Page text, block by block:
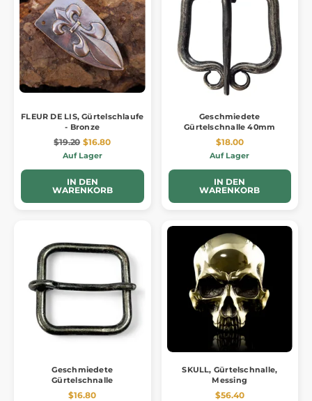
FLEUR DE LIS, Gürtelschlaufe
- Bronze
$19.20 $16.80
Auf Lager
IN DEN
WARENKORB
Geschmiedete
Gürtelschnalle 40mm
$18.00
Auf Lager
IN DEN
WARENKORB
Geschmiedete
Gürtelschnalle
$16.80
SKULL, Gürtelschnalle,
Messing
$56.40